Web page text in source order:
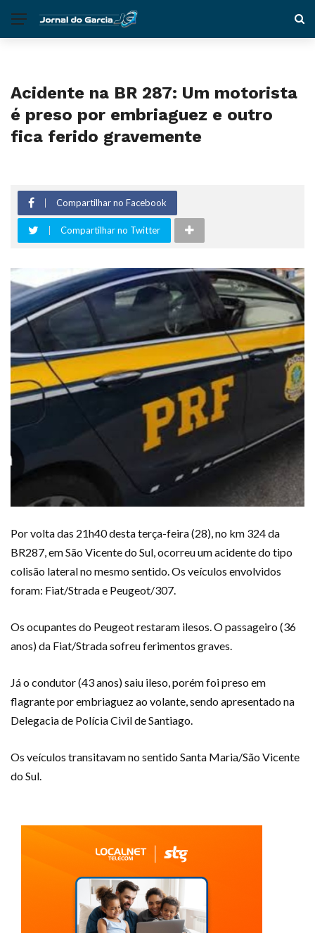
Acidente na BR 287: Um motorista
é preso por embriaguez e outro
fica ferido gravemente
Compartilhar no Facebook
Compartilhar no Twitter
Por volta das 21h40 desta terça-feira (28), no km 324 da
BR287, em São Vicente do Sul, ocorreu um acidente do tipo
colisão lateral no mesmo sentido. Os veículos envolvidos
foram: Fiat/Strada e Peugeot/307.
Os ocupantes do Peugeot restaram ilesos. O passageiro (36
anos) da Fiat/Strada sofreu ferimentos graves.
Já o condutor (43 anos) saiu ileso, porém foi preso em
flagrante por embriaguez ao volante, sendo apresentado na
Delegacia de Polícia Civil de Santiago.
Os veículos transitavam no sentido Santa Maria/São Vicente
do Sul.